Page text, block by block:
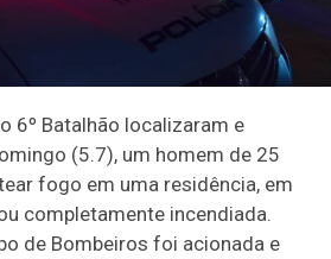
6º Batalhão localizaram e
(5.7), um homem de 25
fogo em uma residência, em
completamente incendiada.
de Bombeiros foi acionada e